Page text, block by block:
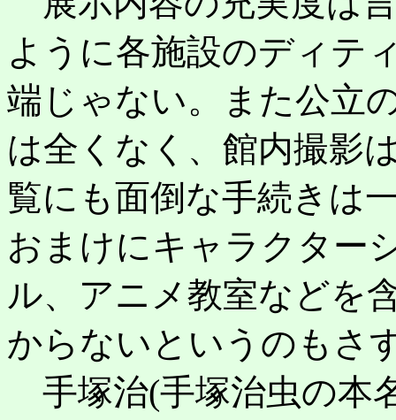
ように各施設のディテ
端じゃない。また公立
は全くなく、館内撮影
覧にも面倒な手続きは
おまけにキャラクター
ル、アニメ教室などを
からないというのもさ
手塚治(手塚治虫の本